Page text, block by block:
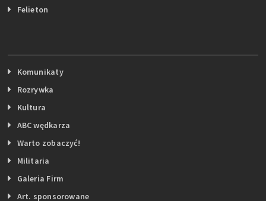
Felieton
Komunikaty
Rozrywka
Kultura
ABC wędkarza
Warto zobaczyć!
Militaria
Galeria Firm
Art. sponsorowane